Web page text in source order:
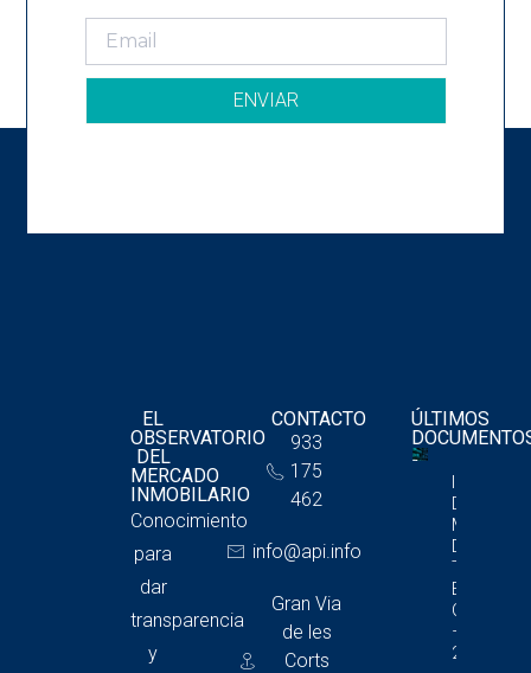
ENVIAR
EL
OBSERVATORIO
DEL
MERCADO
INMOBILARIO
Conocimiento
para
dar
transparencia
y
CONTACTO
933
175
462
info@api.info
Gran Via
de les
Corts
ÚLTIMOS
Informe
Del
Mercado
De
Trasteros
En
Cataluña
– 4T
2025